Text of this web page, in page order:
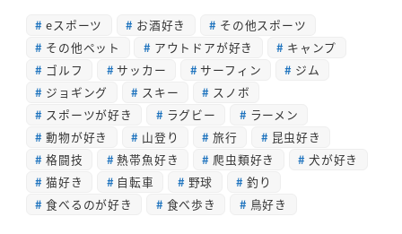
eスポーツ お酒好き
その他スポーツ
その他ペット
アウトドアが好き
キャンプ
ゴルフ
サッカー サーフィン
ジム
ジョギング
スキー
スノボ
スポーツが好き
ラグビー
ラーメン
動物が好き
山登り 旅行
昆虫好き
格闘技
熱帯魚好き 爬虫類好き
犬が好き
猫好き
自転車 野球
釣り
食べるのが好き
食べ歩き 鳥好き